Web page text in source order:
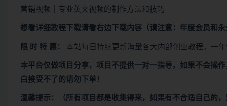
营销视频｜专业英文视频的制作方法和技巧
想看详细教程下载请看右边下载内容 （请注意：年度会员和
限 时 特 惠： 本站每日持续更新海量各大内部创业教程，一
本平台仅做项目分享，项目不提供一对一指导，如果不会操
白接受不了的请勿下单！
温馨提示：（所有项目都是收集得来，如果有不合适自己的